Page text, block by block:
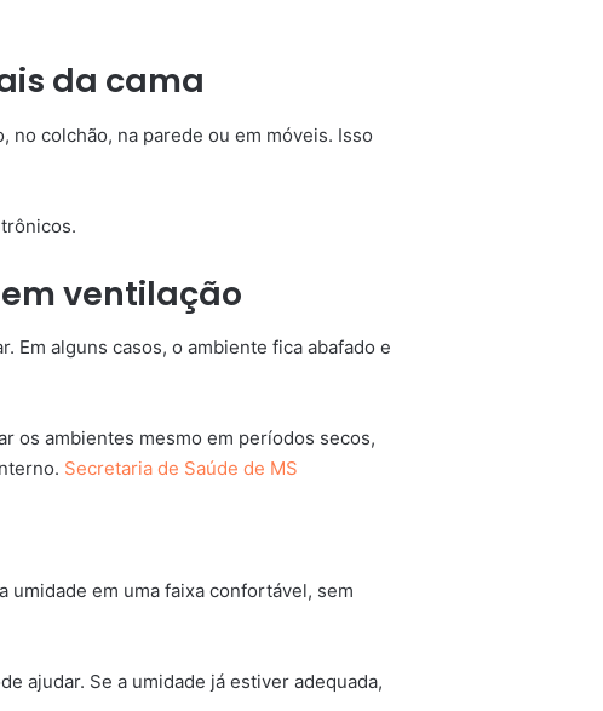
da cama
colchão, na parede ou em móveis. Isso
ventilação
Em alguns casos, o ambiente fica abafado e
os ambientes mesmo em períodos secos,
Secretaria de Saúde de MS
umidade em uma faixa confortável, sem
ajudar. Se a umidade já estiver adequada,